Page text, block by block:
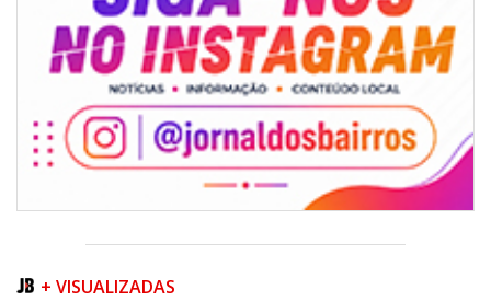
+ VISUALIZADAS